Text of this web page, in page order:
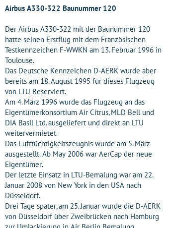
Airbus A330-322 Baunummer 120
Der Airbus A330-322 mit der Baunummer 120
hatte seinen Erstflug mit dem Französischen
Testkennzeichen F-WWKN am 13. Februar 1996 in
Toulouse.
Das Deutsche Kennzeichen D-AERK wurde aber
bereits am 18. August 1995 für dieses Flugzeug
von LTU Reserviert.
Am 4. März 1996 wurde das Flugzeug an das
Eigentümerkonsortium Air Citrus, MLD Bell und
DIA Basil Ltd. ausgeliefert und direkt an LTU
weitervermietet.
Das Lufttüchtigkeitszeugnis wurde am 5. März
ausgestellt. Ab May 2006 war AerCap der neue
Eigentümer.
Der letzte Einsatz in LTU-Bemalung war am 22.
Januar 2008 von New York in den USA nach
Düsseldorf.
Drei Tage später, am 25. Januar wurde die D-AERK
von Düsseldorf über Zweibrücken nach Hamburg